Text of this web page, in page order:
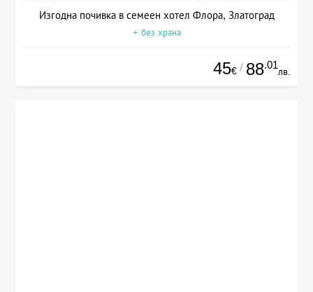
Изгодна почивка в семеен хотел Флора, Златоград
+ без храна
45€ / 88.01
лв.